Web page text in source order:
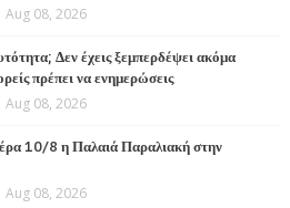
Aug 08, 2026
Δεν έχεις ξεμπερδέψει ακόμα
πρέπει να ενημερώσεις
Aug 08, 2026
10/8 η Παλαιά Παραλιακή στην
Aug 08, 2026